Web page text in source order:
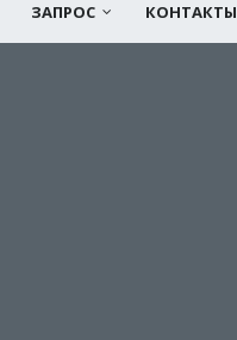
ЗАПРОС КОНТАКТЫ